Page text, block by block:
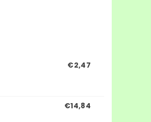
€2,47
€14,84